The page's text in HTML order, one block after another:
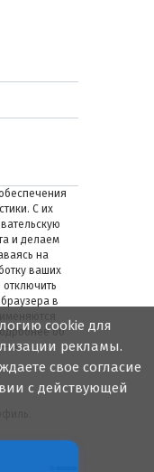
С их
и делаем
на
ваших
в
об
— в
cookie для
рекламы.
свое согласие
с действующей